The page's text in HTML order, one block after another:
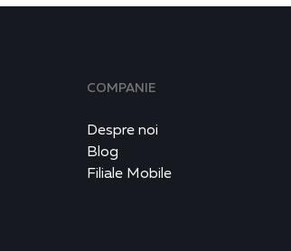
COMPANIE
Despre noi
Blog
Filiale Mobile